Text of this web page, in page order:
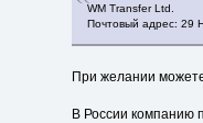
WM Transfer Ltd.
Почтовый адрес: 29
При желании
В России компанию